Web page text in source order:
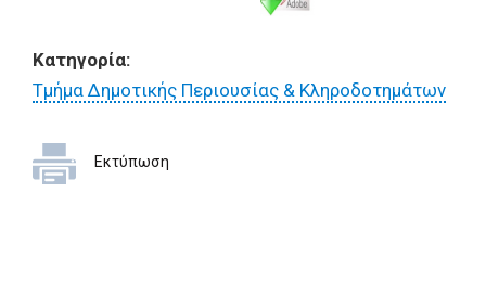
Κατηγορία:
Τμήμα Δημοτικής Περιουσίας & Κληροδοτημάτων
Εκτύπωση